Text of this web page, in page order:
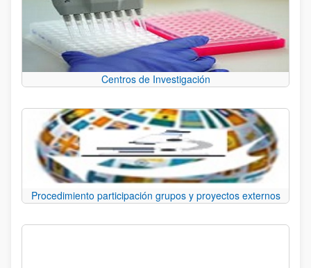
Centros de Investigación
Procedimiento participación grupos y proyectos externos